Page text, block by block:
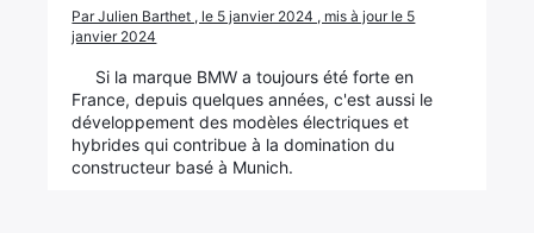
Par Julien Barthet , le 5 janvier 2024 , mis à jour le 5
janvier 2024
Si la marque BMW a toujours été forte en
France, depuis quelques années, c'est aussi le
développement des modèles électriques et
hybrides qui contribue à la domination du
constructeur basé à Munich.